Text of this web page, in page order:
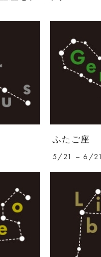
ふたご座
5/21 – 6/21